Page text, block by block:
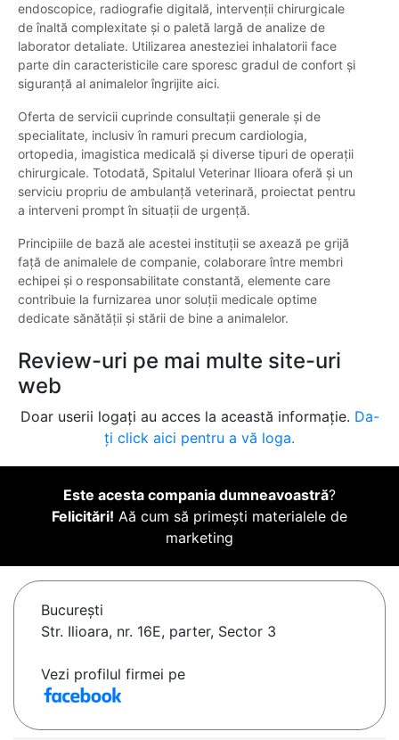
endoscopice, radiografie digitală, intervenții chirurgicale
de înaltă complexitate și o paletă largă de analize de
laborator detaliate. Utilizarea anesteziei inhalatorii face
parte din caracteristicile care sporesc gradul de confort și
siguranță al animalelor îngrijite aici.
Oferta de servicii cuprinde consultații generale și de
specialitate, inclusiv în ramuri precum cardiologia,
ortopedia, imagistica medicală și diverse tipuri de operații
chirurgicale. Totodată, Spitalul Veterinar Ilioara oferă și un
serviciu propriu de ambulanță veterinară, proiectat pentru
a interveni prompt în situații de urgență.
Principiile de bază ale acestei instituții se axează pe grijă
față de animalele de companie, colaborare între membri
echipei și o responsabilitate constantă, elemente care
contribuie la furnizarea unor soluții medicale optime
dedicate sănătății și stării de bine a animalelor.
Review-uri pe mai multe site-uri
web
Doar userii logați au acces la această informație. Da-
ți click aici pentru a vă loga.
Este acesta compania dumneavoastră?
Felicitări! Aă cum să primești materialele de
marketing
Bucureşti
Str. Ilioara, nr. 16E, parter, Sector 3
Vezi profilul firmei pe